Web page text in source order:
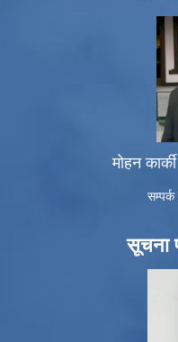
मोहन
सूचना